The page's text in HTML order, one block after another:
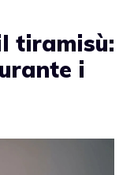
tiramisù:
i